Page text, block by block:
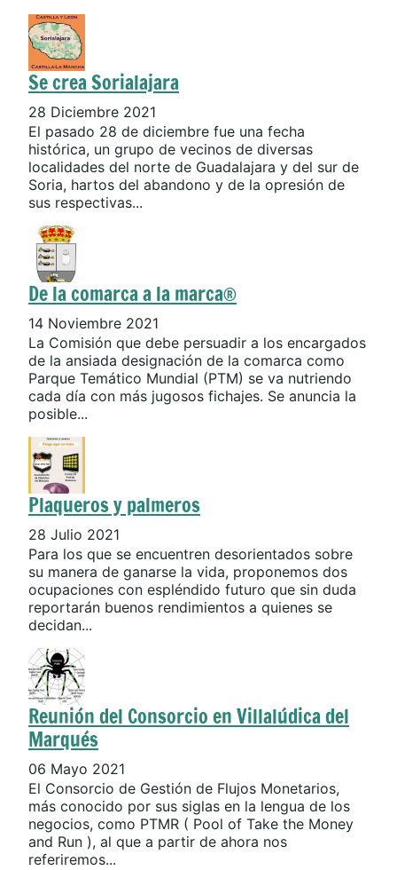
Se crea Sorialajara
28 Diciembre 2021
El pasado 28 de diciembre fue una fecha
histórica, un grupo de vecinos de diversas
localidades del norte de Guadalajara y del sur de
Soria, hartos del abandono y de la opresión de
sus respectivas...
De la comarca a la marca®
14 Noviembre 2021
La Comisión que debe persuadir a los encargados
de la ansiada designación de la comarca como
Parque Temático Mundial (PTM) se va nutriendo
cada día con más jugosos fichajes. Se anuncia la
posible...
Plaqueros y palmeros
28 Julio 2021
Para los que se encuentren desorientados sobre
su manera de ganarse la vida, proponemos dos
ocupaciones con espléndido futuro que sin duda
reportarán buenos rendimientos a quienes se
decidan...
Reunión del Consorcio en Villalúdica del
Marqués
06 Mayo 2021
El Consorcio de Gestión de Flujos Monetarios,
más conocido por sus siglas en la lengua de los
negocios, como PTMR ( Pool of Take the Money
and Run ), al que a partir de ahora nos
referiremos...